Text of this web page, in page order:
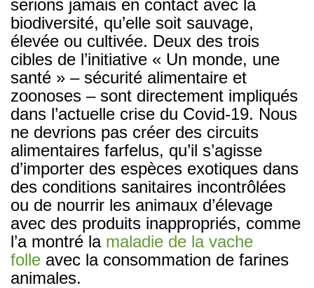
serions jamais en contact avec la
biodiversité, qu’elle soit sauvage,
élevée ou cultivée. Deux des trois
cibles de l’initiative « Un monde, une
santé » – sécurité alimentaire et
zoonoses – sont directement impliqués
dans l’actuelle crise du Covid-19. Nous
ne devrions pas créer des circuits
alimentaires farfelus, qu’il s’agisse
d’importer des espèces exotiques dans
des conditions sanitaires incontrôlées
ou de nourrir les animaux d’élevage
avec des produits inappropriés, comme
l’a montré la maladie de la vache
folle avec la consommation de farines
animales.